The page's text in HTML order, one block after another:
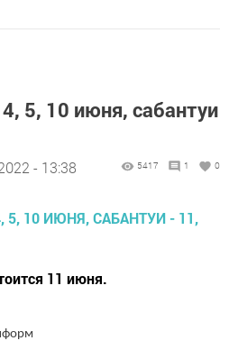
5, 10 июня, сабантуи
- 13:38 5417 1 0
11 июня.